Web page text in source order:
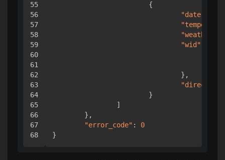
55
56
57
58
59
60
61
62
63
64
65
66
67
{
"date"
"weather"
"wid"
} ,
"direct"
}
]
} ,
"error_code" :
0
}